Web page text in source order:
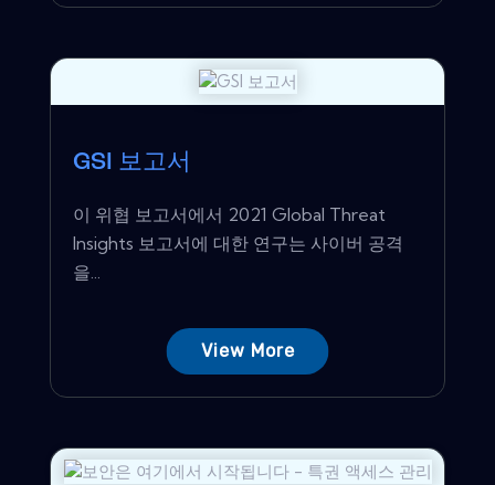
GSI 보고서
이 위협 보고서에서 2021 Global Threat
Insights 보고서에 대한 연구는 사이버 공격
을...
View More